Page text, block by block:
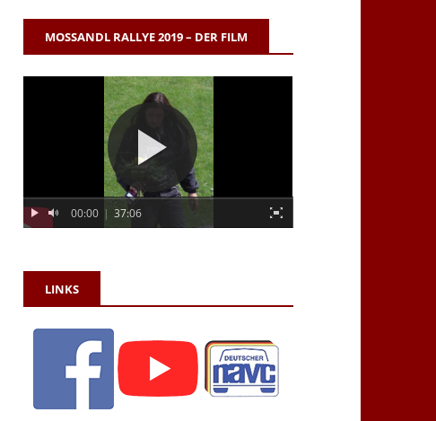
MOSSANDL RALLYE 2019 – DER FILM
00:00 | 37:06
LINKS